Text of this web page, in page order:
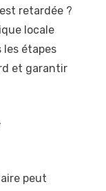
retardée ?
locale
étapes
et garantir
peut